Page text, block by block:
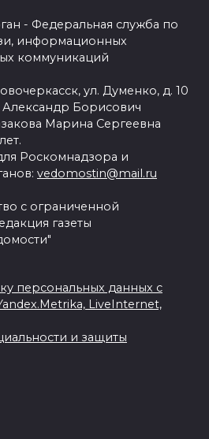
- Федеральная служба по
информационных
коммуникаций
ул. Думенко, д. 10
Борисович
Марина Сергеевна
Роскомнадзора и
vedomostin@mail.ru
с ограниченной
газеты
персональных данных с
LiveInternet,
и защиты